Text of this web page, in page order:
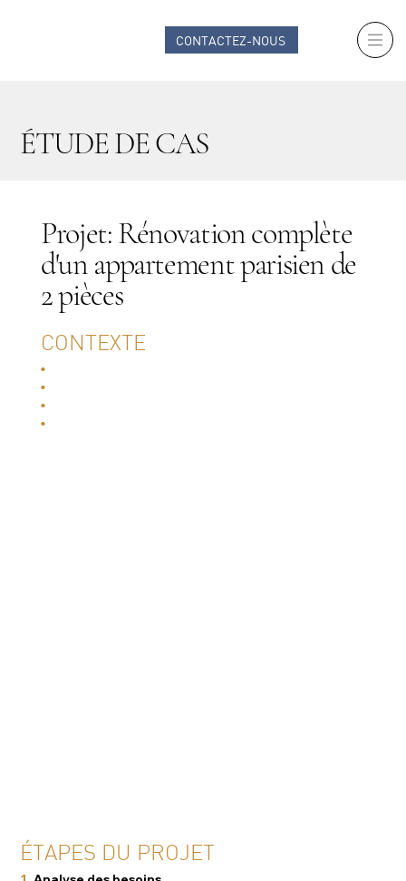
CONTACTEZ-NOUS
ÉTUDE DE CAS
Projet: Rénovation complète
d'un appartement parisien de
2 pièces
CONTEXTE
•
•
•
•
ÉTAPES DU PROJET